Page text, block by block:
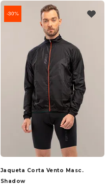
30%
Jaqueta Corta Vento Masc.
Shadow